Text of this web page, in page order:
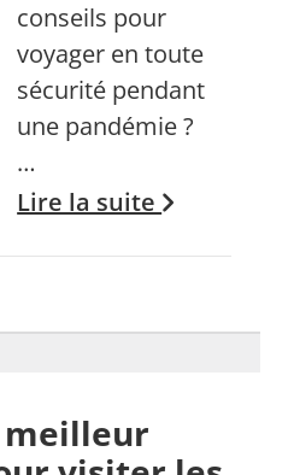
conseils pour
voyager en toute
sécurité pendant
une pandémie ?
…
Lire la suite
meilleur